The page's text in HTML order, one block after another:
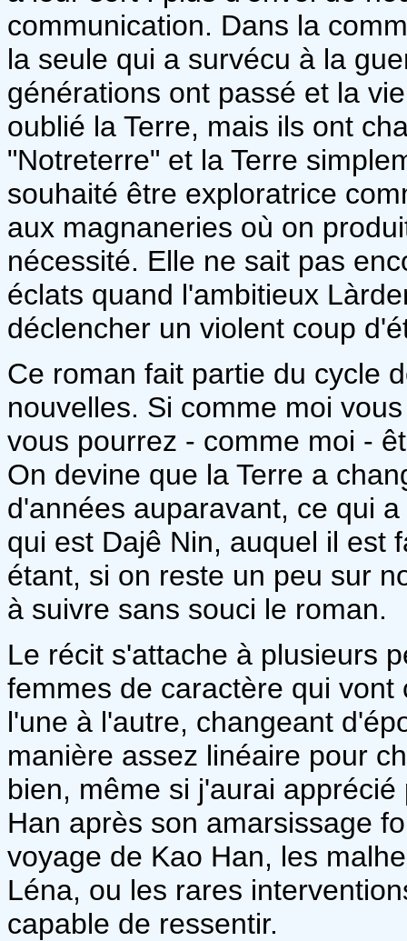
communication. Dans la
la seule qui a survécu à la
générations ont passé et la
oublié la Terre, mais ils ont
"Notreterre" et la Terre
souhaité être exploratrice
aux magnaneries où on
nécessité. Elle ne sait pas
éclats quand l'ambitieux
déclencher un violent coup
Ce roman fait partie du cycle
nouvelles. Si comme moi
vous pourrez - comme moi -
On devine que la Terre a
d'années auparavant, ce qui
qui est Dajê Nin, auquel il est
étant, si on reste un peu sur
à suivre sans souci le roman.
Le récit s'attache à plusieurs
femmes de caractère qui
l'une à l'autre, changeant
manière assez linéaire pour
bien, même si j'aurai
Han après son amarsissage
voyage de Kao Han, les
Léna, ou les rares
capable de ressentir.